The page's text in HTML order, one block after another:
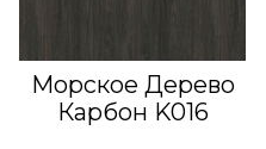
Морское Дерево
Карбон K016